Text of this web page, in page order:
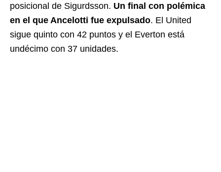
posicional de Sigurdsson. Un final con polémica
en el que Ancelotti fue expulsado. El United
sigue quinto con 42 puntos y el Everton está
undécimo con 37 unidades.